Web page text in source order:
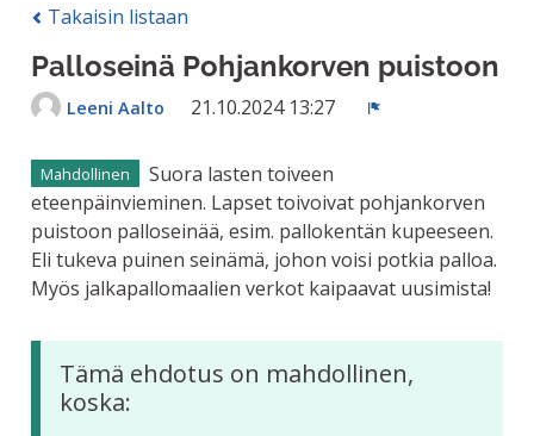
Takaisin listaan
Palloseinä Pohjankorven puistoon
Leeni Aalto 21.10.2024 13:27
Mahdollinen
Suora lasten toiveen
eteenpäinvieminen. Lapset toivoivat pohjankorven
puistoon palloseinää, esim. pallokentän kupeeseen.
Eli tukeva puinen seinämä, johon voisi potkia palloa.
Myös jalkapallomaalien verkot kaipaavat uusimista!
Tämä ehdotus on mahdollinen,
koska: